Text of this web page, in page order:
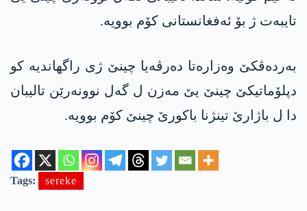
تایبەت ژ بۆ ئەفغانستانی کۆم بوویە.
بەردەڤکێ وەزارەتا دەرڤەیا چینێ ژی راگھاندیە کو
دپلۆماتیکێ چینێ یێ مەزن ل گەل نوونەرێن تالیبان
دا ل باژارێ تینژنا باکورێ چینێ کۆم بوویە.
Tags: sereke